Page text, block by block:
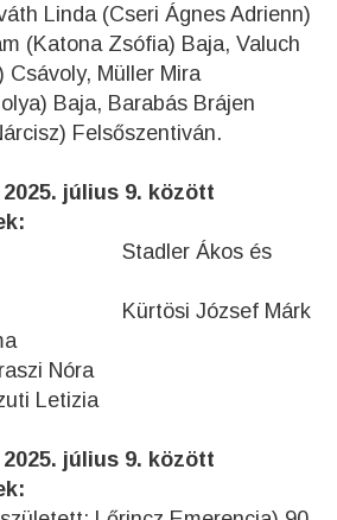
Linda (Cseri Ágnes Adrienn)
(Katona Zsófia) Baja, Valuch
Csávoly, Müller Mira
Baja, Barabás Brájen
Felsőszentiván.
július 9. között
Stadler Ákos és
József Márk
Nóra
Letizia
július 9. között